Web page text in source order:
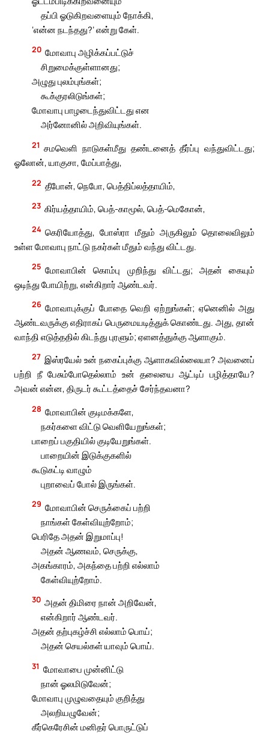
தப்பி ஓடுகிறவளையும் நோக்கி,
‘என்ன நடந்தது?’ என்று கேள்.
20 மோவாபு அழிக்கப்பட்டுச்
சிறுமைக்குள்ளானது;
அழுது புலம்புங்கள்;
கூக்குரலிடுங்கள்;
மோவாபு பாழடைந்துவிட்டது என
அர்னோனில் அறிவியுங்கள்.
21 சமவெளி நாடுகள்மீது தண்டனைத் தீர்ப்பு வந்துவிட்டது;
ஓலோன், யாகுசா, மேப்பாத்து,
22 தீபோன், நெபோ, பெத்திப்லத்தாயிம்,
23 கிர்யத்தாயிம், பெத்-காமூல், பெத்-மெகோன்,
24 கெரியோத்து, போஸ்ரா மீதும் அருகிலும் தொலைவிலும்
உள்ள மோவாபு நாட்டு நகர்கள் மீதும் வந்து விட்டது.
25 மோவாபின் கொம்பு முறிந்து விட்டது; அதன் கையும்
ஒடிந்து போயிற்று, என்கிறார் ஆண்டவர்.
26 மோவாபுக்குப் போதை வெறி ஏற்றுங்கள்; ஏனெனில் அது
ஆண்டவருக்கு எதிராகப் பெருமையடித்துக் கொண்டது. அது, தான்
வாந்தி எடுத்ததில் கிடந்து புரளும்; ஏளனத்துக்கு ஆளாகும்.
27 இஸ்ரயேல் உன் நகைப்புக்கு ஆளாகவில்லையா? அவனைப்
பற்றி நீ பேசும்போதெல்லாம் உன் தலையை ஆட்டிப் பழித்தாயே?
அவன் என்ன, திருடர் கூட்டத்தைச் சேர்ந்தவனா?
28 மோவாபின் குடிமக்களே,
நகர்களை விட்டு வெளியேறுங்கள்;
பாறைப் பகுதியில் குடியேறுங்கள்.
பாறையின் இடுக்குகளில்
கூடுகட்டி வாழும்
புறாவைப் போல் இருங்கள்.
29 மோவாபின் செருக்கைப் பற்றி
நாங்கள் கேள்வியுற்றோம்;
பெரிதே அதன் இறுமாப்பு!
அதன் ஆணவம், செருக்கு,
அகங்காரம், அகந்தை பற்றி எல்லாம்
கேள்வியுற்றோம்.
30 அதன் திமிரை நான் அறிவேன்,
என்கிறார் ஆண்டவர்.
அதன் தற்புகழ்ச்சி எல்லாம் பொய்;
அதன் செயல்கள் யாவும் பொய்.
31 மோவாபை முன்னிட்டு
நான் ஓலமிடுவேன்;
மோவாபு முழுவதையும் குறித்து
அலறியழுவேன்;
கீர்கெரேசின் மனிதர் பொருட்டுப்